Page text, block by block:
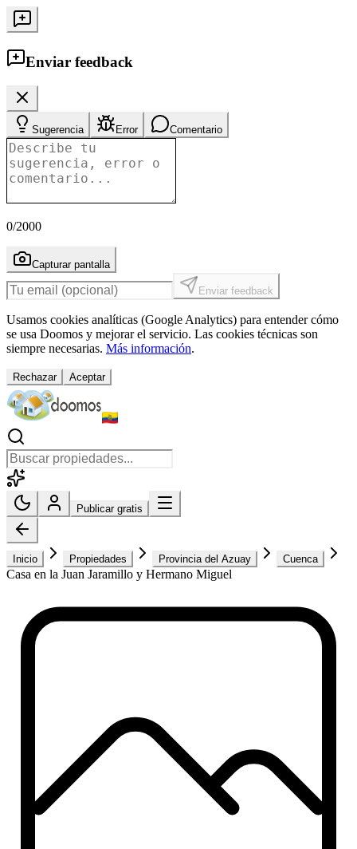
Enviar feedback
Sugerencia Error Comentario
0/2000
Capturar pantalla
Enviar feedback
Usamos cookies analíticas (Google Analytics) para entender cómo
se usa Doomos y mejorar el servicio. Las cookies técnicas son
siempre necesarias. Más información.
Rechazar Aceptar
Publicar gratis
Inicio Propiedades Provincia del Azuay Cuenca
Casa en la Juan Jaramillo y Hermano Miguel